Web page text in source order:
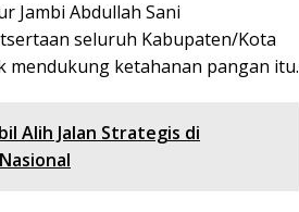
Jambi Abdullah Sani
seluruh Kabupaten/Kota
mendukung ketahanan pangan itu.
Alih Jalan Strategis di